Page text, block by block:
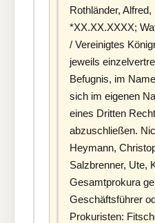
Rothländer,
*XX.XX.XXXX;
/ Vereinigtes
jeweils
Befugnis, im
sich im eigenen
eines Dritten
abzuschließen.
Heymann,
Salzbrenner, Ute,
Gesamtprokura
Geschäftsführer
Prokuristen: